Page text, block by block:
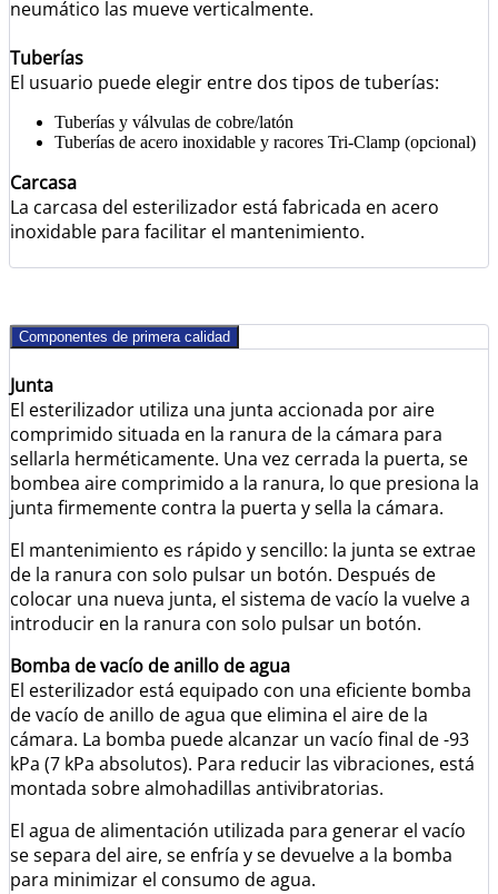
neumático las mueve verticalmente.
Tuberías
El usuario puede elegir entre dos tipos de tuberías:
Tuberías y válvulas de cobre/latón
Tuberías de acero inoxidable y racores Tri-Clamp (opcional)
Carcasa
La carcasa del esterilizador está fabricada en acero
inoxidable para facilitar el mantenimiento.
Componentes de primera calidad
Junta
El esterilizador utiliza una junta accionada por aire
comprimido situada en la ranura de la cámara para
sellarla herméticamente. Una vez cerrada la puerta, se
bombea aire comprimido a la ranura, lo que presiona la
junta firmemente contra la puerta y sella la cámara.
El mantenimiento es rápido y sencillo: la junta se extrae
de la ranura con solo pulsar un botón. Después de
colocar una nueva junta, el sistema de vacío la vuelve a
introducir en la ranura con solo pulsar un botón.
Bomba de vacío de anillo de agua
El esterilizador está equipado con una eficiente bomba
de vacío de anillo de agua que elimina el aire de la
cámara. La bomba puede alcanzar un vacío final de -93
kPa (7 kPa absolutos). Para reducir las vibraciones, está
montada sobre almohadillas antivibratorias.
El agua de alimentación utilizada para generar el vacío
se separa del aire, se enfría y se devuelve a la bomba
para minimizar el consumo de agua.